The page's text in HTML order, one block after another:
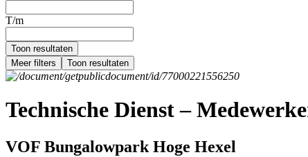
T/m
Toon resultaten
Meer filters
Toon resultaten
Technische Dienst –
VOF Bungalowpark Hoge Hexel